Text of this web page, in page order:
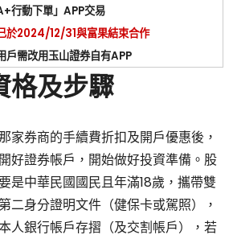
行動下單」 APP交易
於2024/12/31與富果結束合作
戶需改用玉山證券自有APP
格及步驟
家券商的手續費折扣及開戶優惠後，
好證券帳戶，開始做好投資準備。股
是中華民國國民且年滿18歲，攜帶雙
二身分證明文件（健保卡或駕照），
人銀行帳戶存摺（及交割帳戶），若